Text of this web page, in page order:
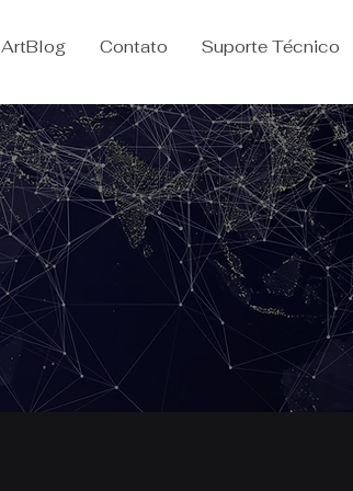
ArtBlog Contato Suporte Técnico